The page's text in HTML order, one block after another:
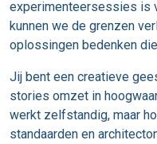
experimenteersessies is
kunnen we de grenzen
oplossingen bedenken
Jij bent een creatieve
stories omzet in
werkt zelfstandig, maar
standaarden en